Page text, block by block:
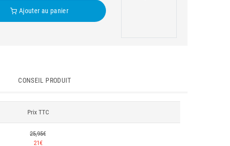
Ajouter au panier
CONSEIL PRODUIT
Prix TTC
25,95€
21€